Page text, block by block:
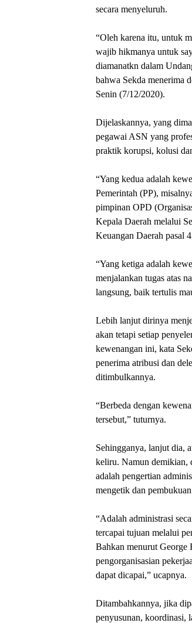
secara menyeluruh.
“Oleh karena itu, untuk
wajib hikmanya untuk
diamanatkn dalam
bahwa Sekda menerima
Senin (7/12/2020).
Dijelaskannya, yang
pegawai ASN yang
praktik korupsi, kolusi
“Yang kedua adalah
Pemerintah (PP),
pimpinan OPD
Kepala Daerah melalui
Keuangan Daerah pasal
“Yang ketiga adalah
menjalankan tugas atas
langsung, baik tertulis
Lebih lanjut dirinya
akan tetapi setiap
kewenangan ini, kata
penerima atribusi dan
ditimbulkannya.
“Berbeda dengan
tersebut,” tuturnya.
Sehingganya, lanjut dia,
keliru. Namun demikian,
adalah pengertian
mengetik dan
“Adalah administrasi
tercapai tujuan melalui
Bahkan menurut George
pengorganisasian
dapat dicapai,” ucapnya.
Ditambahkannya, jika
penyusunan, koordinasi,